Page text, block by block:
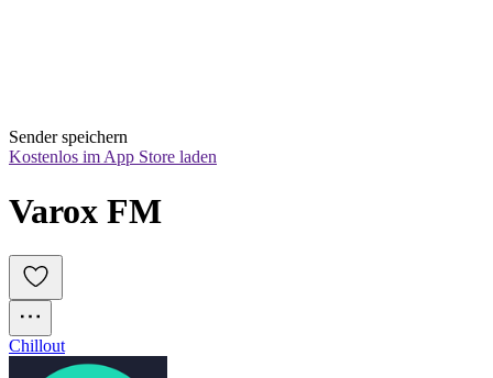
Sender speichern
Kostenlos im App Store laden
Varox FM
Chillout